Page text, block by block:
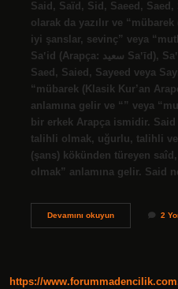
Said, Saïd, Sid, Saeed, Saed,
olarak da yazılır ve
iyi şanslar, sevinç” veya
Saʽid (Arapça: سعيد Saʽīd), Saʽeid, Said, Saïd, Sid, Saeed,
Saed, Saied, Sayeed veya
“mübarek (Klasik Kur’an
anlamına gelir ve “” veya
bir erkek Arapça ismidir.
talihli olmak, uğurlu, talihli ve
(şans) kökünden türeyen
olmak” anlamına gelir. Said
Devamını okuyunSaid
2
https://